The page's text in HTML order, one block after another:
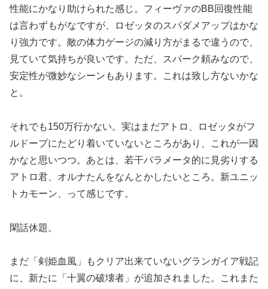
性能にかなり助けられた感じ。フィーヴァのBB回復性能
は言わずもがなですが、ロゼッタのスパダメアップはかな
り強力です。敵の体力ゲージの減り方がまるで違うので、
見ていて気持ちが良いです。ただ、スパーク頼みなので、
安定性が微妙なシーンもあります。これは致し方ないかな
と。
それでも150万行かない。実はまだアトロ、ロゼッタがフ
ルドープにたどり着いていないところがあり、これが一因
かなと思いつつ。あとは、若干パラメータ的に見劣りする
アトロ君、オルナたんをなんとかしたいところ。新ユニッ
トカモーン、って感じです。
閑話休題。
まだ「剣姫血風」もクリア出来ていないグランガイア戦記
に、新たに「十翼の破壊者」が追加されました。これまた